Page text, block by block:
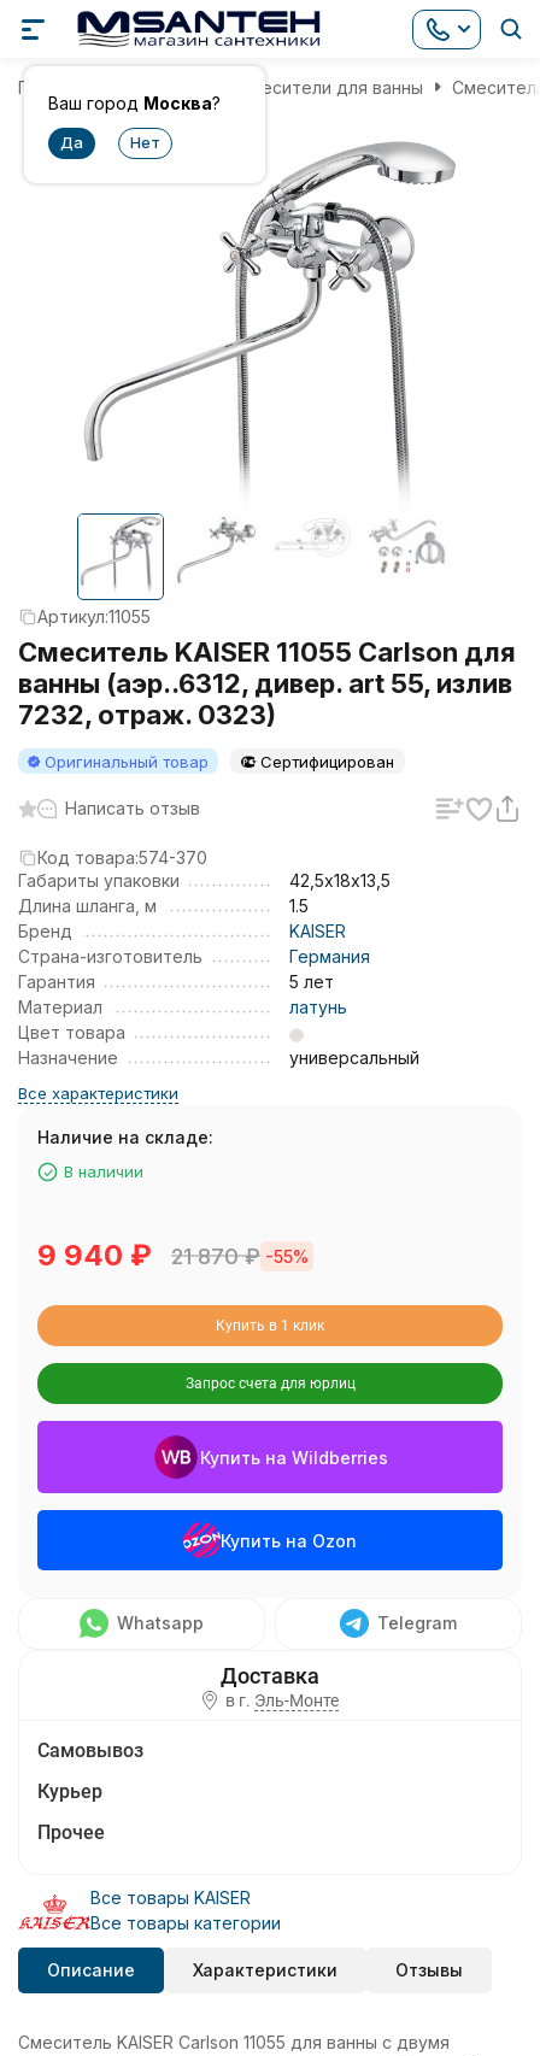
Ваш город Москва?
Главная Смесители для ванны
Артикул:11055
Смеситель KAISER 11055 Carlson для
ванны (аэр..6312, дивер. art 55, излив
7232, отраж. 0323)
Оригинальный товар Сертифицирован
Написать отзыв
Код товара:574-370
Габариты упаковки
42,5х18х13,5
Длина шланга, м
1.5
Бренд
KAISER
Страна-изготовитель
Германия
Гарантия
5 лет
Материал
латунь
Цвет товара
Назначение
универсальный
Все характеристики
Наличие на складе:
В наличии
9 940 ₽ 21 870₽ -55%
Купить в 1 клик
Запрос счета для юрлиц
Купить на Wildberries
Купить на Ozon
Whatsapp Telegram
в г. Эль-Монте
Самовывоз
Курьер
Прочее
Все товары KAISER
Все товары категории
Описание Характеристики Отзывы
Смеситель KAISER Carlson 11055 для ванны с двумя